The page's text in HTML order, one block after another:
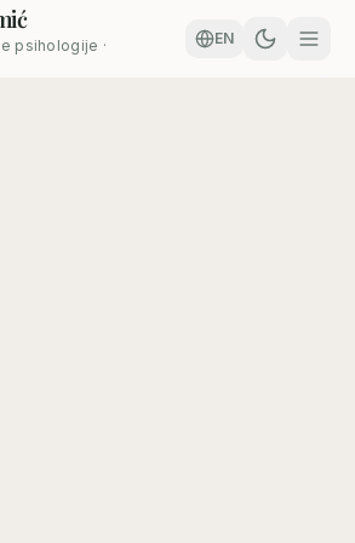
psihologije ·
EN